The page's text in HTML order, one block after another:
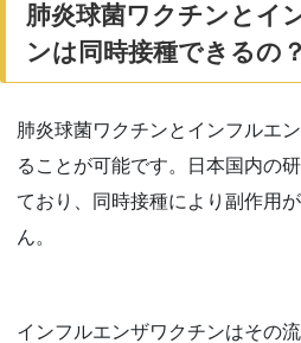
肺炎球菌ワクチンとイ
ンは同時接種できるの？
肺炎球菌ワクチンとインフルエ
ることが可能です。日本国内の
ており、同時接種により副作用
ん。
インフルエンザワクチンはその